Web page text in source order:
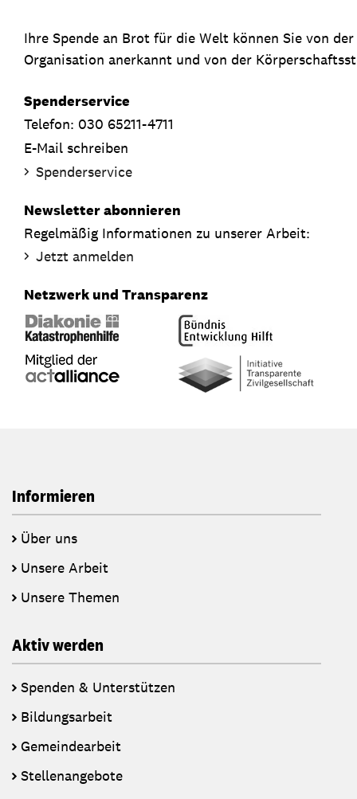
Ihre Spende an Brot für die Welt können Sie von
Organisation anerkannt und von der
Spenderservice
Telefon: 030 65211-4711
E-Mail schreiben
Spenderservice
Newsletter abonnieren
Regelmäßig Informationen zu unserer Arbeit:
Jetzt anmelden
Netzwerk und Transparenz
Informieren
Über uns
Unsere Arbeit
Unsere Themen
Aktiv werden
Spenden & Unterstützen
Bildungsarbeit
Gemeindearbeit
Stellenangebote